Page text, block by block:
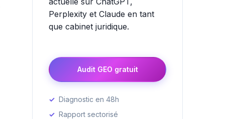
Perplexity et Claude en tant
que cabinet juridique.
Audit GEO gratuit
Diagnostic en 48h
Rapport sectorisé